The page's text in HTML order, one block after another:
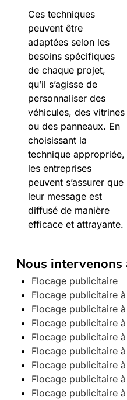
Ces techniques
peuvent être
adaptées selon les
besoins spécifiques
de chaque projet,
qu’il s’agisse de
personnaliser des
véhicules, des vitrines
ou des panneaux. En
choisissant la
technique appropriée,
les entreprises
peuvent s’assurer que
leur message est
diffusé de manière
efficace et attrayante.
Nous intervenons
Flocage publicitaire
Flocage publicitaire
Flocage publicitaire
Flocage publicitaire
Flocage publicitaire
Flocage publicitaire
Flocage publicitaire à
Flocage publicitaire
Flocage publicitaire